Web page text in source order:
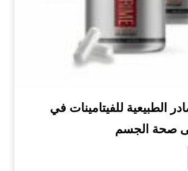
الطبيعية للفيتامينات في
صحة الجسم